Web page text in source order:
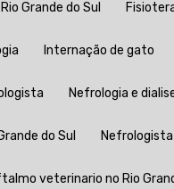
Grande do Sul
Internação de gato
Nefrologia e
do Sul
veterinario no Rio